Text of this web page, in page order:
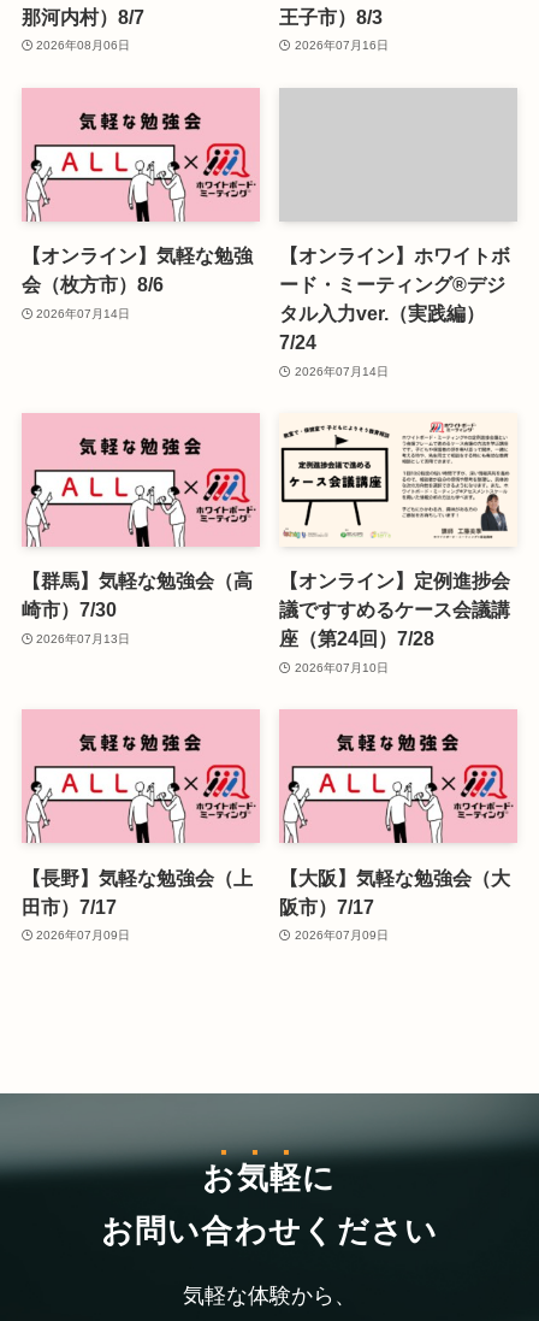
那河内村）8/7
2026年08月06日
王子市）8/3
2026年07月16日
【オンライン】気軽な勉強
会（枚方市）8/6
2026年07月14日
【オンライン】ホワイトボ
ード・ミーティング®デジ
タル入力ver.（実践編）
7/24
2026年07月14日
【群馬】気軽な勉強会（高
崎市）7/30
2026年07月13日
【オンライン】定例進捗会
議ですすめるケース会議講
座（第24回）7/28
2026年07月10日
【長野】気軽な勉強会（上
田市）7/17
2026年07月09日
【大阪】気軽な勉強会（大
阪市）7/17
2026年07月09日
お気軽に
お問い合わせください
気軽な体験から、